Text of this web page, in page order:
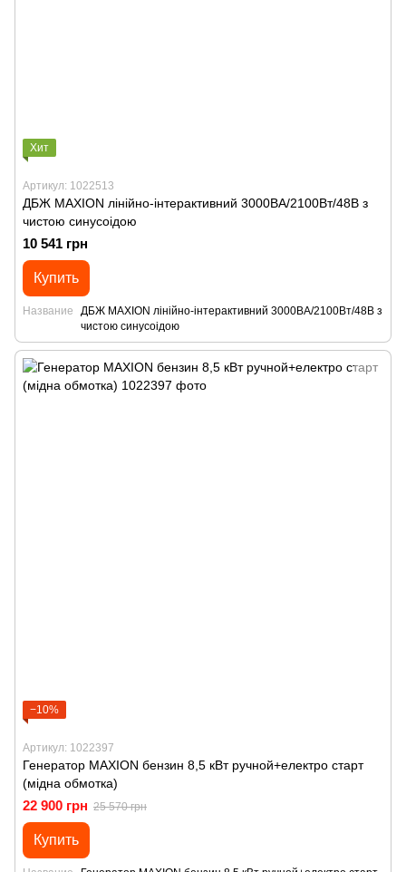
Хит
Артикул: 1022513
ДБЖ MAXION лінійно-інтерактивний 3000ВА/2100Вт/48В з
чистою синусоідою
10 541 грн
Купить
Название
ДБЖ MAXION лінійно-інтерактивний 3000ВА/2100Вт/48В з
чистою синусоідою
−10%
Артикул: 1022397
Генератор MAXION бензин 8,5 кВт ручной+електро старт
(мідна обмотка)
22 900 грн 25 570 грн
Купить